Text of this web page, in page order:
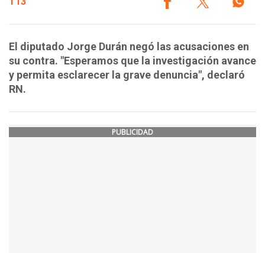
El diputado Jorge Durán negó las acusaciones en
su contra. "Esperamos que la investigación avance
y permita esclarecer la grave denuncia", declaró
RN.
PUBLICIDAD